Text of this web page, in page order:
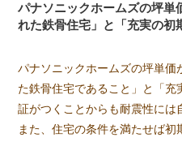
パナソニックホームズの坪単
れた鉄骨住宅」と「充実の初
パナソニックホームズの坪単
た鉄骨住宅であること」と「
証がつくことからも耐震性には
また、住宅の条件を満たせば